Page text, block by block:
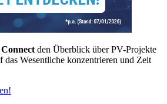
den Überblick über PV-Projekte
das Wesentliche konzentrieren und Zeit